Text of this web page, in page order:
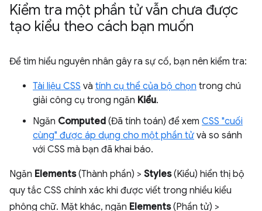
Kiểm tra một phần tử vẫn chưa được
tạo kiểu theo cách bạn muốn
Để tìm hiểu nguyên nhân gây ra sự cố, bạn nên kiểm tra:
Tài liệu CSS và tính cụ thể của bộ chọn trong chú
giải công cụ trong ngăn Kiểu.
Ngăn Computed (Đã tính toán) để xem CSS "cuối
cùng" được áp dụng cho một phần tử và so sánh
với CSS mà bạn đã khai báo.
Ngăn Elements(Thành phần) > Styles(Kiểu) hiển thị bộ
quy tắc CSS chính xác khi được viết trong nhiều kiểu
phông chữ. Mặt khác, ngăn Elements(Phần tử) >